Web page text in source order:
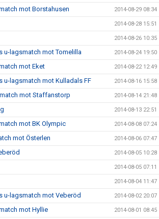
mot Borstahusen 2014-08-29 08:34
2014-08-28 15:51
2014-08-26 10:35
u-lagsmatch mot Tomelilla 2014-08-24 19:50
mot Eket 2014-08-22 12:49
u-lagsmatch mot Kulladals FF 2014-08-16 15:58
mot Staffanstorp 2014-08-14 21:48
2014-08-13 22:51
mot BK Olympic 2014-08-08 07:24
mot Österlen 2014-08-06 07:47
2014-08-05 10:28
2014-08-05 07:11
2014-08-04 11:47
u-lagsmatch mot Veberöd 2014-08-02 20:07
mot Hyllie 2014-08-01 08:45